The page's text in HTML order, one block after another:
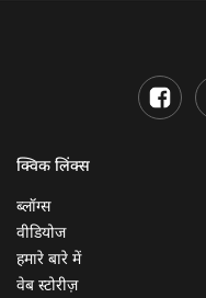
क्विक लिंक्स
ब्लॉग्स
वीडियोज
हमारे बारे में
वेब स्टोरीज़